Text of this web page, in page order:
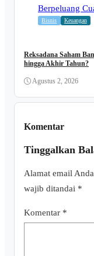
Bisnis Keuangan
Reksadana Saham
hingga Akhir Tahun?
Agustus 2, 2026
Komentar
Tinggalkan
Alamat email
wajib ditandai *
Komentar *